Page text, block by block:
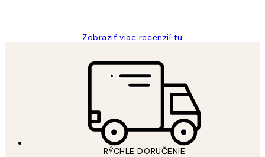
Zobraziť viac recenzií tu
RÝCHLE DORUČENIE